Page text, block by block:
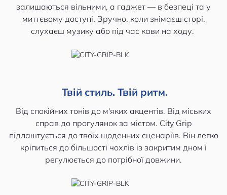
залишаються вільними, а гаджет — в безпеці та у
миттєвому доступі. Зручно, коли знімаєш сторі,
слухаєш музику або під час кави на ходу.
Твій стиль. Твій ритм.
Від спокійних тонів до м'яких акцентів. Від міських
справ до прогулянок за містом. City Grip
підлаштується до твоїх щоденних сценаріїв. Він легко
кріпиться до більшості чохлів із закритим дном і
регулюється до потрібної довжини.